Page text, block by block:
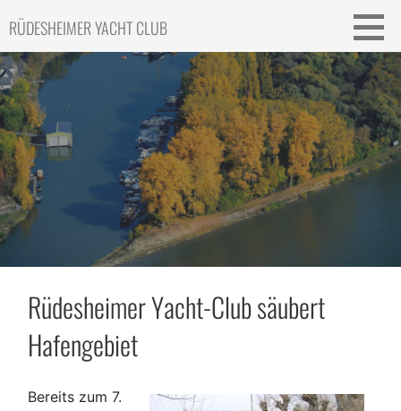
content
RÜDESHEIMER YACHT CLUB
Rüdesheimer Yacht-Club säubert
Hafengebiet
Bereits zum 7.